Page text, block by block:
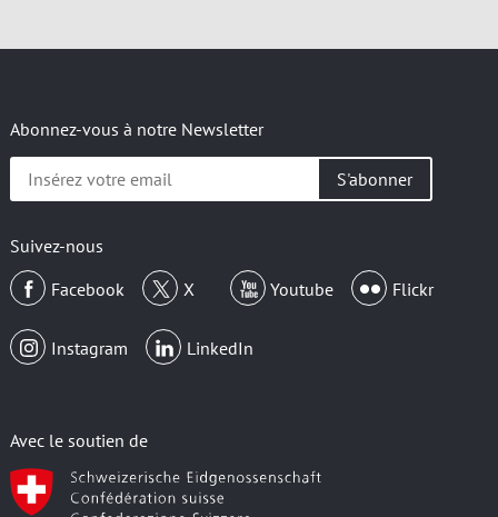
Abonnez-vous à notre Newsletter
votre
Suivez-nous
Facebook
X Youtube Flickr
Instagram LinkedIn
Avec le soutien de